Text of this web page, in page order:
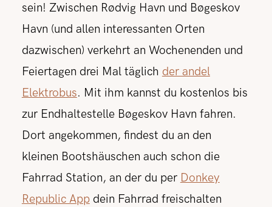
sein! Zwischen Rødvig Havn und Bøgeskov
Havn (und allen interessanten Orten
dazwischen) verkehrt an Wochenenden und
Feiertagen drei Mal täglich der andel
Elektrobus. Mit ihm kannst du kostenlos bis
zur Endhaltestelle Bøgeskov Havn fahren.
Dort angekommen, findest du an den
kleinen Bootshäuschen auch schon die
Fahrrad Station, an der du per Donkey
Republic Appdein Fahrrad freischalten